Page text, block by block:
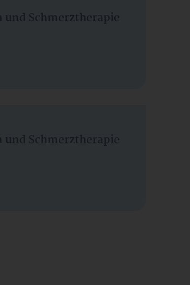
Schmerztherapie
Schmerztherapie